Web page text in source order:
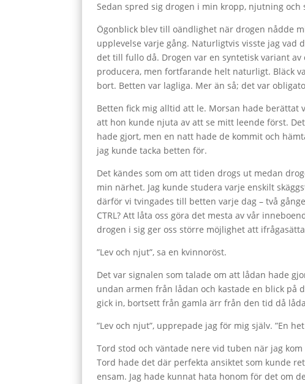
Sedan spred sig drogen i min kropp, njutning
Ögonblick blev till oändlighet när drogen nådde
upplevelse varje gång. Naturligtvis visste jag vad
det till fullo då. Drogen var en syntetisk variant
producera, men fortfarande helt naturligt. Bläck
bort. Betten var lagliga. Mer än så; det var
Betten fick mig alltid att le. Morsan hade
att hon kunde njuta av att se mitt leende först.
hade gjort, men en natt hade de kommit och
jag kunde tacka betten för.
Det kändes som om att tiden drogs ut medan
min närhet. Jag kunde studera varje enskilt
därför vi tvingades till betten varje dag – två
CTRL? Att låta oss göra det mesta av vår
drogen i sig ger oss större möjlighet att
”Lev och njut”, sa en kvinnoröst.
Det var signalen som talade om att lådan hade
undan armen från lådan och kastade en blick på
gick in, bortsett från gamla ärr från den tid då
”Lev och njut”, upprepade jag för mig själv. ”En
Tord stod och väntade nere vid tuben när jag
Tord hade det där perfekta ansiktet som kunde
ensam. Jag hade kunnat hata honom för det om